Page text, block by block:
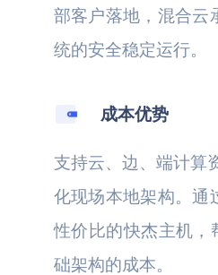
部客户落地，混合云
统的安全稳定运行。
成本优势
支持云、边、端计算
化现场本地架构。通
性价比的快杰主机，
础架构的成本。